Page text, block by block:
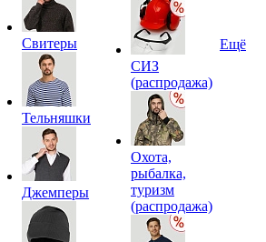
Свитеры
Тельняшки
Джемперы
СИЗ
(распродажа)
Охота,
рыбалка,
туризм
(распродажа)
Ещё